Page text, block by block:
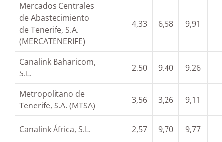
Mercados Centrales
de Abastecimiento
de Tenerife, S.A.
(MERCATENERIFE)
4,33 6,58 9,91
Canalink Baharicom,
S.L.
2,50 9,40 9,26
Metropolitano de
Tenerife, S.A. (MTSA)
3,56 3,26 9,11
Canalink África, S.L. 2,57 9,70 9,77